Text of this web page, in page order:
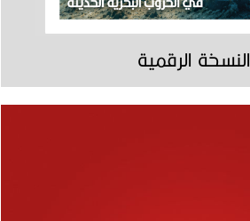
النسخة الرقمية